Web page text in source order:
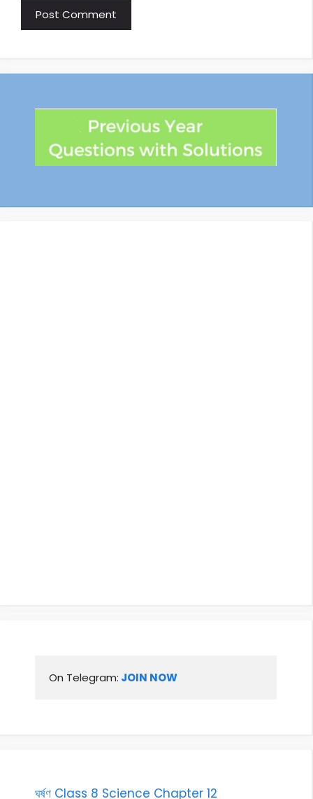
On Telegram: JOIN NOW
ঘৰ্ষণ Class 8 Science Chapter 12